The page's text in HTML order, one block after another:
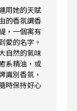
用她的天賦
的香氛調香
，一個寓有
愛的名字。
自然的氣味
系精油，或
識別香氛，
時保持好心